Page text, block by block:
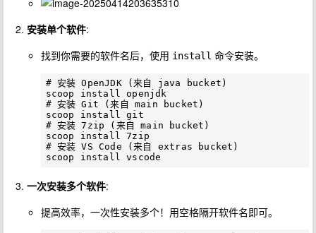
安装单个软件:
找到你需要的软件名后，使用 install 命令安装。
# 安装 OpenJDK (来自 java bucket)
scoop install openjdk
# 安装 Git (来自 main bucket)
scoop install git
# 安装 7zip (来自 main bucket)
scoop install 7zip
# 安装 VS Code (来自 extras bucket)
一次安装多个软件:
提高效率，一次性安装多个！用空格隔开软件名即可。